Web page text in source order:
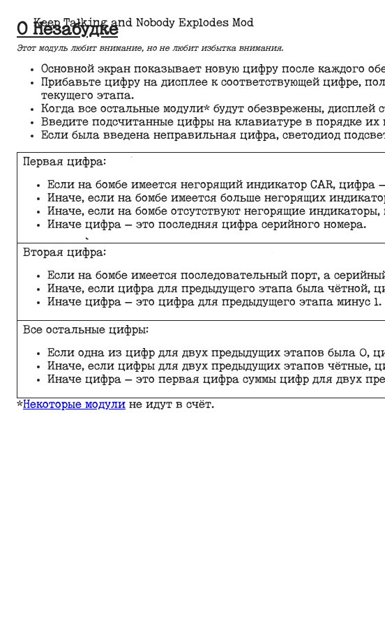
Keep Talking and Nobody Explodes Mod
О Незабудке
Этот модуль любит внимание, но не любит избытка внимания.
Основной экран показывает новую цифру после каждого
Прибавьте цифру на дисплее к соответствующей цифре,
текущего этапа.
Когда все остальные модули* будут обезврежены, дисплей
Введите подсчитанные цифры на клавиатуре в порядке их
Если была введена неправильная цифра, светодиод
Первая цифра:
Если на бомбе имеется негорящий индикатор CAR, цифра
Иначе, если на бомбе имеется больше негорящих
Иначе, если на бомбе отсутствуют негорящие
Иначе цифра — это последняя цифра серийного номера.
Вторая цифра:
Если на бомбе имеется последовательный порт, а
Иначе, если цифра для предыдущего этапа была чётной,
Иначе цифра — это цифра для предыдущего этапа минус 1.
Все остальные цифры:
Если одна из цифр для двух предыдущих этапов была 0,
Иначе, если цифры для двух предыдущих этапов чётные,
Иначе цифра — это первая цифра суммы цифр для двух
*Некоторые модули не идут в счёт.